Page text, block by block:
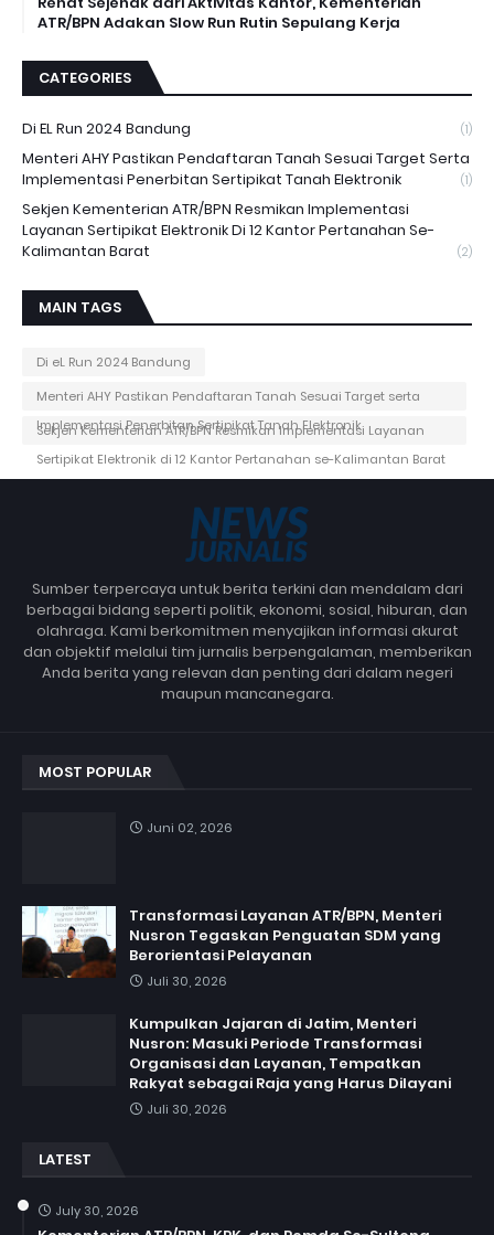
ATR/BPN Adakan Slow Run Rutin Sepulang Kerja
CATEGORIES
Di EL Run 2024 Bandung (1)
Menteri AHY Pastikan Pendaftaran Tanah Sesuai Target Serta
Implementasi Penerbitan Sertipikat Tanah Elektronik
(1)
Sekjen Kementerian ATR/BPN Resmikan Implementasi
Layanan Sertipikat Elektronik Di 12 Kantor Pertanahan Se-
Kalimantan Barat
(2)
MAIN TAGS
Di eL Run 2024 Bandung
Menteri AHY Pastikan Pendaftaran Tanah Sesuai Target serta
Implementasi Penerbitan Sertipikat Tanah Elektronik
Sekjen Kementerian ATR/BPN Resmikan Implementasi Layanan
Sertipikat Elektronik di 12 Kantor Pertanahan se-Kalimantan Barat
Sumber terpercaya untuk berita terkini dan mendalam dari
berbagai bidang seperti politik, ekonomi, sosial, hiburan, dan
olahraga. Kami berkomitmen menyajikan informasi akurat
dan objektif melalui tim jurnalis berpengalaman, memberikan
Anda berita yang relevan dan penting dari dalam negeri
maupun mancanegara.
MOST POPULAR
Juni 02, 2026
Transformasi Layanan ATR/BPN, Menteri
Nusron Tegaskan Penguatan SDM yang
Berorientasi Pelayanan
Juli 30, 2026
Kumpulkan Jajaran di Jatim, Menteri
Nusron: Masuki Periode Transformasi
Organisasi dan Layanan, Tempatkan
Rakyat sebagai Raja yang Harus Dilayani
Juli 30, 2026
LATEST
July 30, 2026